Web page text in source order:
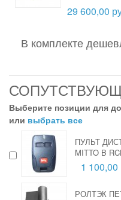
29 600,00
В комплекте
Выберите позиции для
или выбрать все
ПУЛЬТ
MITTO B
1 100,00
РОЛТЭК